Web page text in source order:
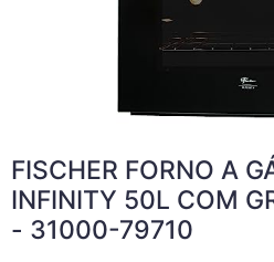
FISCHER FORNO A
INFINITY 50L COM
- 31000-79710